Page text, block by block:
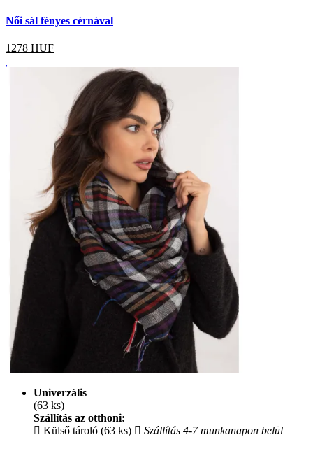
Női sál fényes cérnával
1278 HUF
Univerzális
(63 ks)
Szállítás az otthoni:
Külső tároló (63 ks)
Szállítás 4-7 munkanapon belül